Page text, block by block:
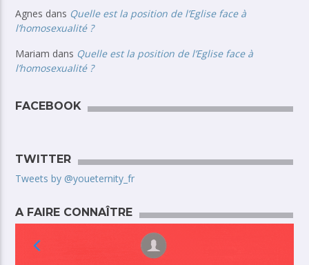
Agnes dans Quelle est la position de l’Eglise face à
l’homosexualité ?
Mariam dans Quelle est la position de l’Eglise face à
l’homosexualité ?
FACEBOOK
TWITTER
Tweets by @youeternity_fr
A FAIRE CONNAÎTRE